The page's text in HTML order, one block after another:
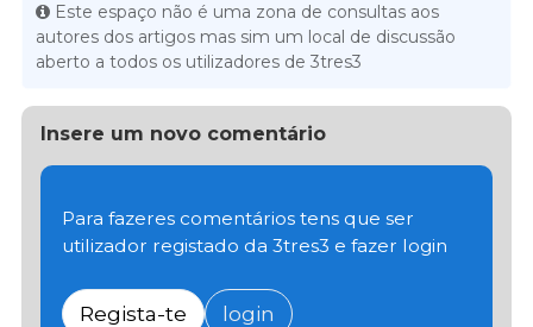
Este espaço não é uma zona de consultas aos
autores dos artigos mas sim um local de discussão
aberto a todos os utilizadores de 3tres3
Insere um novo comentário
Para fazeres comentários tens que ser
utilizador registado da 3tres3 e fazer login
Regista-te login